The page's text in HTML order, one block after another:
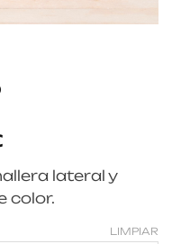
precio
actual
es:
126,70 €.
lateral y
color.
LIMPIAR